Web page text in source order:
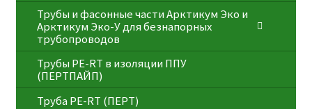
Трубы и фасонные части Арктикум Эко и
Арктикум Эко-У для безнапорных
трубопроводов
Трубы PE-RT в изоляции ППУ
(ПЕРТПАЙП)
⁠Трубa PE-RT (ПЕРТ)